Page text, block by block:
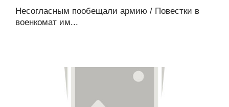
Несогласным пообещали армию / Повестки в
военкомат им...